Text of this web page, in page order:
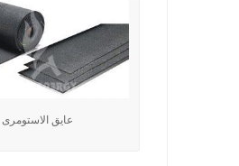
عایق الاستومری